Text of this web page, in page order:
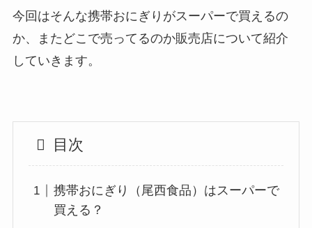
今回はそんな携帯おにぎりがスーパーで買えるの
か、またどこで売ってるのか販売店について紹介
していきます。
目次
携帯おにぎり（尾西食品）はスーパーで
買える？